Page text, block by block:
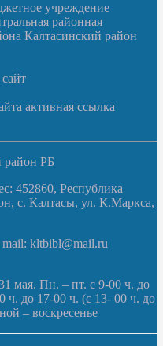
учреждение
районная
Калтасинский район
активная ссылка
РБ
452860, Республика
с. Калтасы, ул. К.Маркса,
kltbibl@mail.ru
мая. Пн. – пт. с 9-00 ч. до
ч. до 17-00 ч. (с 13- 00 ч. до
– воскресенье